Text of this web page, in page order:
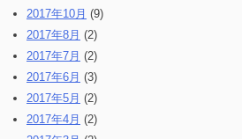
2017年10月 (9)
2017年8月 (2)
2017年7月 (2)
2017年6月 (3)
2017年5月 (2)
2017年4月 (2)